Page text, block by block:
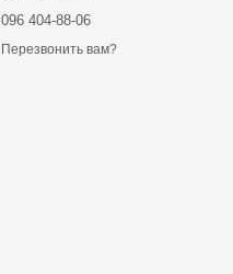
096 404-88-06
Перезвонить вам?